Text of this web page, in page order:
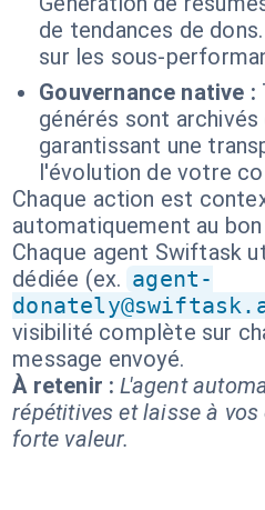
de tendances de
sur les sous-
Gouvernance native :
générés sont
garantissant une
l'évolution de votre
Chaque action est
automatiquement au
Chaque agent Swiftask
dédiée (ex. agent-
visibilité complète sur
message envoyé.
À retenir : L'agent
répétitives et laisse à
forte valeur.